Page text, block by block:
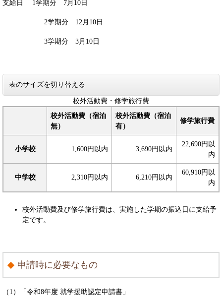
支給日 1学期分 7月10日
2学期分 12月10日
3学期分 3月10日
表のサイズを切り替える
校外活動費・修学旅行費
校外活動費（宿泊
無）
校外活動費（宿泊
有）
修学旅行費
小学校 1,600円以内 3,690円以内
22,690円以
内
中学校 2,310円以内 6,210円以内
60,910円以
内
校外活動費及び修学旅行費は、実施した学期の振込日に支給予
定です。
申請時に必要なもの
（1）「令和8年度 就学援助認定申請書」